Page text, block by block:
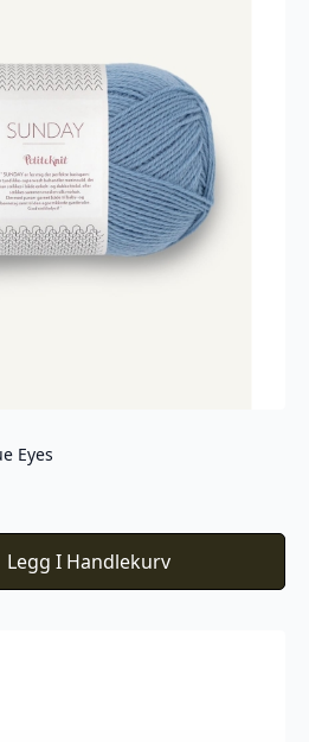
Eyes
Legg I Handlekurv